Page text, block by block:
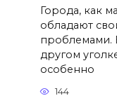
Города, как
обладают
проблемами.
другом
особенно
144